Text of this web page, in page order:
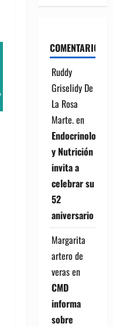
COMENTARIOS
Ruddy
Griselidy De
La Rosa
Marte.en
Endocrinología
y Nutrición
invita a
celebrar su
52
aniversario
Margarita
artero de
verasen
CMD
informa
sobre